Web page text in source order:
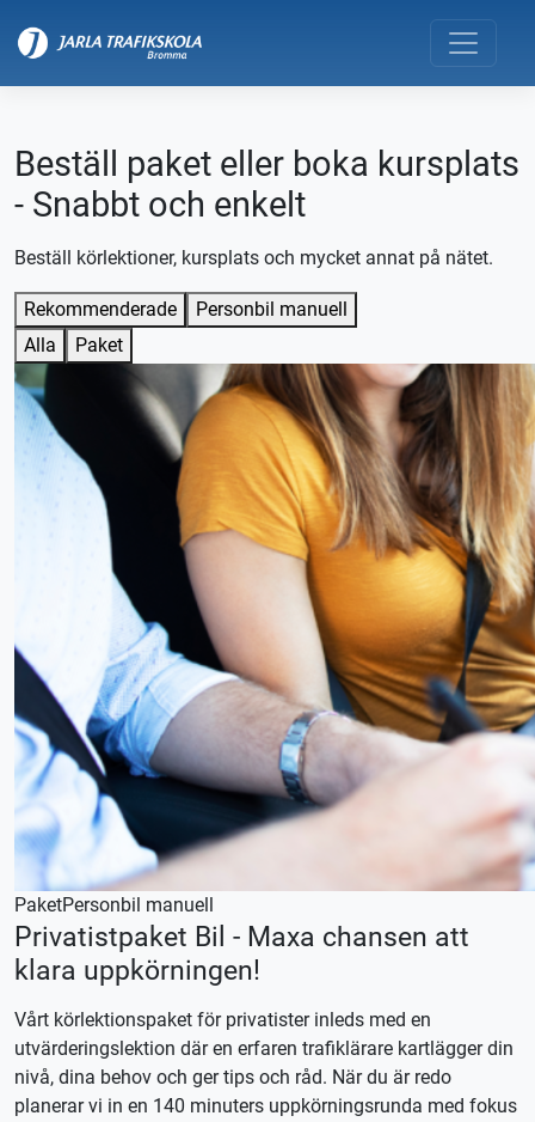
Beställ paket eller boka kursplats
- Snabbt och enkelt
Beställ körlektioner, kursplats och mycket annat på nätet.
Rekommenderade
Personbil manuell
Alla
Paket
PaketPersonbil manuell
Privatistpaket Bil - Maxa chansen att
klara uppkörningen!
Vårt körlektionspaket för privatister inleds med en
utvärderingslektion där en erfaren trafiklärare kartlägger din
nivå, dina behov och ger tips och råd. När du är redo
planerar vi in en 140 minuters uppkörningsrunda med fokus